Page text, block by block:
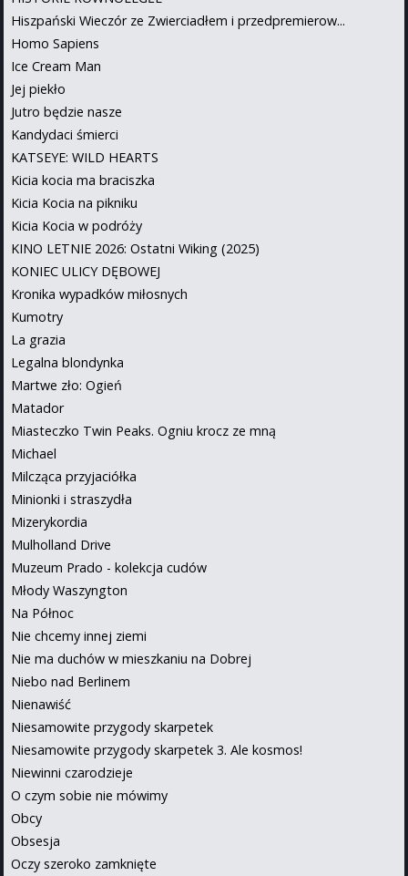
Hiszpański Wieczór ze Zwierciadłem i przedpremierow...
Homo Sapiens
Ice Cream Man
Jej piekło
Jutro będzie nasze
Kandydaci śmierci
KATSEYE: WILD HEARTS
Kicia kocia ma braciszka
Kicia Kocia na pikniku
Kicia Kocia w podróży
KINO LETNIE 2026: Ostatni Wiking (2025)
KONIEC ULICY DĘBOWEJ
Kronika wypadków miłosnych
Kumotry
La grazia
Legalna blondynka
Martwe zło: Ogień
Matador
Miasteczko Twin Peaks. Ogniu krocz ze mną
Michael
Milcząca przyjaciółka
Minionki i straszydła
Mizerykordia
Mulholland Drive
Muzeum Prado - kolekcja cudów
Młody Waszyngton
Na Północ
Nie chcemy innej ziemi
Nie ma duchów w mieszkaniu na Dobrej
Niebo nad Berlinem
Nienawiść
Niesamowite przygody skarpetek
Niesamowite przygody skarpetek 3. Ale kosmos!
Niewinni czarodzieje
O czym sobie nie mówimy
Obcy
Obsesja
Oczy szeroko zamknięte